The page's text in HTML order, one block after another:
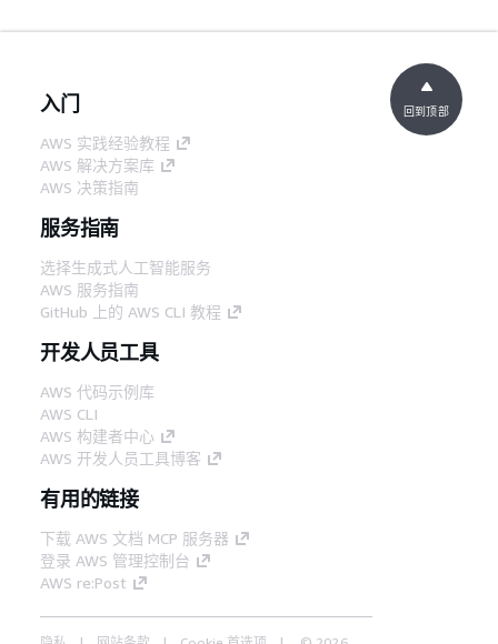
入门
AWS 实践经验教程
AWS 解决方案库
AWS 决策指南
服务指南
选择生成式人工智能服务
AWS 服务指南
GitHub 上的 AWS CLI 教程
开发人员工具
AWS 代码示例库
AWS CLI
AWS 构建者中心
AWS 开发人员工具博客
有用的链接
下载 AWS 文档 MCP 服务器
登录 AWS 管理控制台
AWS re:Post
回到顶部